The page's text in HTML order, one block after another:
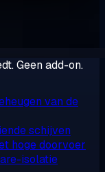
Geen add-on.
van de
schijven
hoge doorvoer
isolatie